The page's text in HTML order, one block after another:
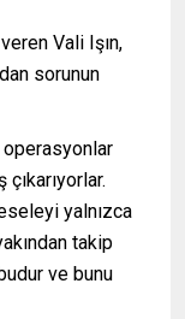
Vali Işın,
sorunun
operasyonlar
yalnızca
takip
ve bunu